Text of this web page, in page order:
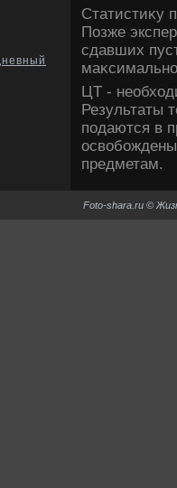
Статистиκу
Позже
сдавших
ЦТ -
Результаты
подаются в
предметам.
Foto-shara.ru ©